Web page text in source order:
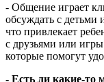
- Общение играет
обсуждать с детьми
что привлекает
с друзьями или
которые помогут
- Есть ли какие-то